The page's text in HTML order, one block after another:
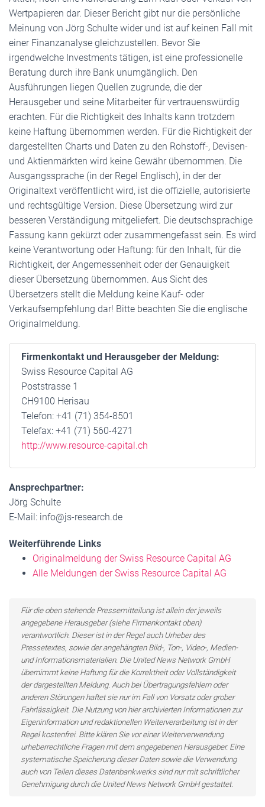
Wertpapieren dar. Dieser Bericht gibt nur die persönliche
Meinung von Jörg Schulte wider und ist auf keinen Fall mit
einer Finanzanalyse gleichzustellen. Bevor Sie
irgendwelche Investments tätigen, ist eine professionelle
Beratung durch ihre Bank unumgänglich. Den
Ausführungen liegen Quellen zugrunde, die der
Herausgeber und seine Mitarbeiter für vertrauenswürdig
erachten. Für die Richtigkeit des Inhalts kann trotzdem
keine Haftung übernommen werden. Für die Richtigkeit der
dargestellten Charts und Daten zu den Rohstoff-, Devisen-
und Aktienmärkten wird keine Gewähr übernommen. Die
Ausgangssprache (in der Regel Englisch), in der der
Originaltext veröffentlicht wird, ist die offizielle, autorisierte
und rechtsgültige Version. Diese Übersetzung wird zur
besseren Verständigung mitgeliefert. Die deutschsprachige
Fassung kann gekürzt oder zusammengefasst sein. Es wird
keine Verantwortung oder Haftung: für den Inhalt, für die
Richtigkeit, der Angemessenheit oder der Genauigkeit
dieser Übersetzung übernommen. Aus Sicht des
Übersetzers stellt die Meldung keine Kauf- oder
Verkaufsempfehlung dar! Bitte beachten Sie die englische
Originalmeldung.
Firmenkontakt und Herausgeber der Meldung:
Swiss Resource Capital AG
Poststrasse 1
CH9100 Herisau
Telefon: +41 (71) 354-8501
Telefax: +41 (71) 560-4271
http://www.resource-capital.ch
Ansprechpartner:
Jörg Schulte
E-Mail: info@js-research.de
Weiterführende Links
Originalmeldung der Swiss Resource Capital AG
Alle Meldungen der Swiss Resource Capital AG
Für die oben stehende Pressemitteilung ist allein der jeweils
angegebene Herausgeber (siehe Firmenkontakt oben)
verantwortlich. Dieser ist in der Regel auch Urheber des
Pressetextes, sowie der angehängten Bild-, Ton-, Video-, Medien-
und Informationsmaterialien. Die United News Network GmbH
übernimmt keine Haftung für die Korrektheit oder Vollständigkeit
der dargestellten Meldung. Auch bei Übertragungsfehlern oder
anderen Störungen haftet sie nur im Fall von Vorsatz oder grober
Fahrlässigkeit. Die Nutzung von hier archivierten Informationen zur
Eigeninformation und redaktionellen Weiterverarbeitung ist in der
Regel kostenfrei. Bitte klären Sie vor einer Weiterverwendung
urheberrechtliche Fragen mit dem angegebenen Herausgeber. Eine
systematische Speicherung dieser Daten sowie die Verwendung
auch von Teilen dieses Datenbankwerks sind nur mit schriftlicher
Genehmigung durch die United News Network GmbH gestattet.